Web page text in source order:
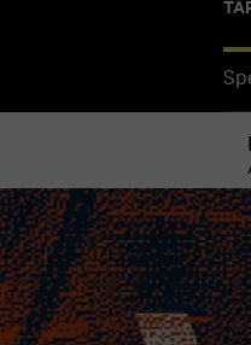
vos
clés
Accueil
»
Spectacle
»
Musique
»
Sieste
classique